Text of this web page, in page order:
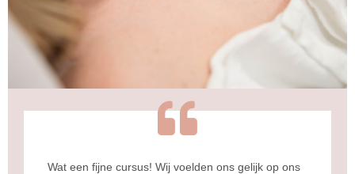
Wat een fijne cursus! Wij voelden ons gelijk op ons